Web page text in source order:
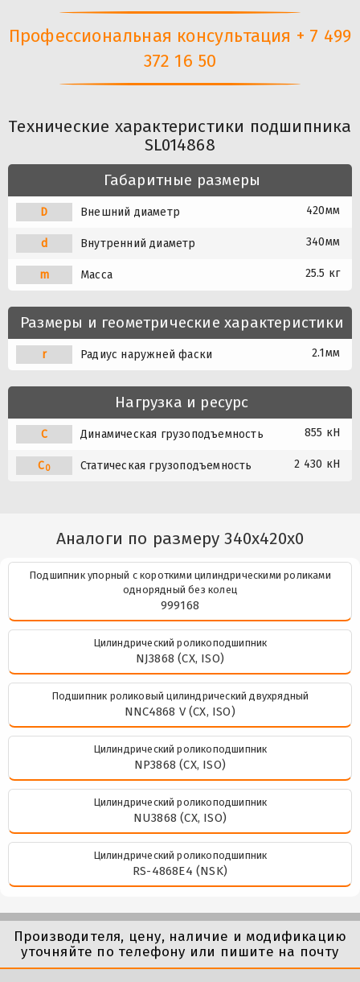
Профессиональная консультация + 7 499
372 16 50
Технические характеристики подшипника
SL014868
Габаритные размеры
D Внешний диаметр 420мм
d Внутренний диаметр 340мм
m Масса 25.5 кг
Размеры и геометрические характеристики
r Радиус наружней фаски 2.1мм
Нагрузка и ресурс
C Динамическая грузоподъемность 855 кН
C0 Статическая грузоподъемность 2 430 кН
Аналоги по размеру 340x420x0
Подшипник упорный с короткими цилиндрическими роликами
однорядный без колец
999168
Цилиндрический роликоподшипник
NJ3868 (CX, ISO)
Подшипник роликовый цилиндрический двухрядный
NNC4868 V (CX, ISO)
Цилиндрический роликоподшипник
NP3868 (CX, ISO)
Цилиндрический роликоподшипник
NU3868 (CX, ISO)
Цилиндрический роликоподшипник
RS-4868E4 (NSK)
Производителя, цену, наличие и модификацию
уточняйте по телефону или пишите на почту